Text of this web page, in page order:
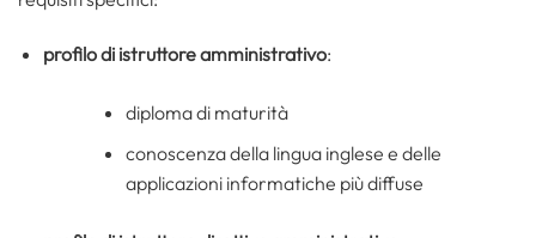
profilo di istruttore amministrativo:
diploma di maturità
conoscenza della lingua inglese e delle
applicazioni informatiche più diffuse